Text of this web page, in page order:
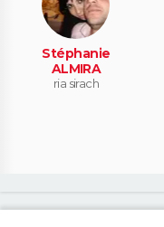
Stéphanie
ALMIRA
ria sirach